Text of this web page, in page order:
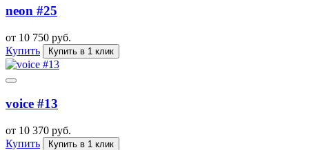
neon #25
от 10 750 руб.
Купить
Купить в 1 клик
voice #13
от 10 370 руб.
Купить
Купить в 1 клик